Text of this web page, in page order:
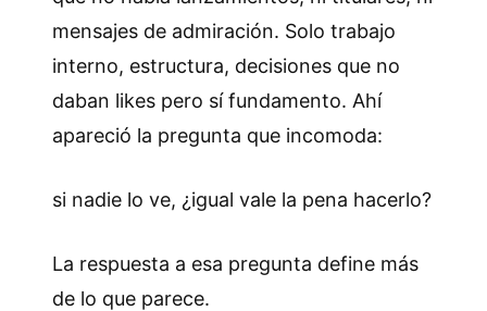
mensajes de admiración. Solo trabajo
interno, estructura, decisiones que no
daban likes pero sí fundamento. Ahí
apareció la pregunta que incomoda:
si nadie lo ve, ¿igual vale la pena hacerlo?
La respuesta a esa pregunta define más
de lo que parece.